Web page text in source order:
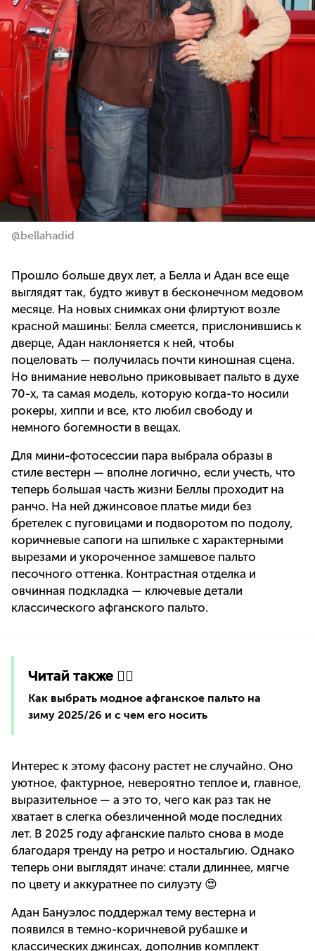
@bellahadid
Прошло больше двух лет, а Белла и Адан все еще
выглядят так, будто живут в бесконечном медовом
месяце. На новых снимках они флиртуют возле
красной машины: Белла смеется, прислонившись к
дверце, Адан наклоняется к ней, чтобы
поцеловать — получилась почти киношная сцена.
Но внимание невольно приковывает пальто в духе
70-х, та самая модель, которую когда-то носили
рокеры, хиппи и все, кто любил свободу и
немного богемности в вещах.
Для мини-фотосессии пара выбрала образы в
стиле вестерн — вполне логично, если учесть, что
теперь большая часть жизни Беллы проходит на
ранчо. На ней джинсовое платье миди без
бретелек с пуговицами и подворотом по подолу,
коричневые сапоги на шпильке с характерными
вырезами и укороченное замшевое пальто
песочного оттенка. Контрастная отделка и
овчинная подкладка — ключевые детали
классического афганского пальто.
Читай также 👇🏻
Как выбрать модное афганское пальто на
зиму 2025/26 и с чем его носить
Интерес к этому фасону растет не случайно. Оно
уютное, фактурное, невероятно теплое и, главное,
выразительное — а это то, чего как раз так не
хватает в слегка обезличенной моде последних
лет. В 2025 году афганские пальто снова в моде
благодаря тренду на ретро и ностальгию. Однако
теперь они выглядят иначе: стали длиннее, мягче
по цвету и аккуратнее по силуэту 😍
Адан Бануэлос поддержал тему вестерна и
появился в темно-коричневой рубашке и
классических джинсах, дополнив комплект